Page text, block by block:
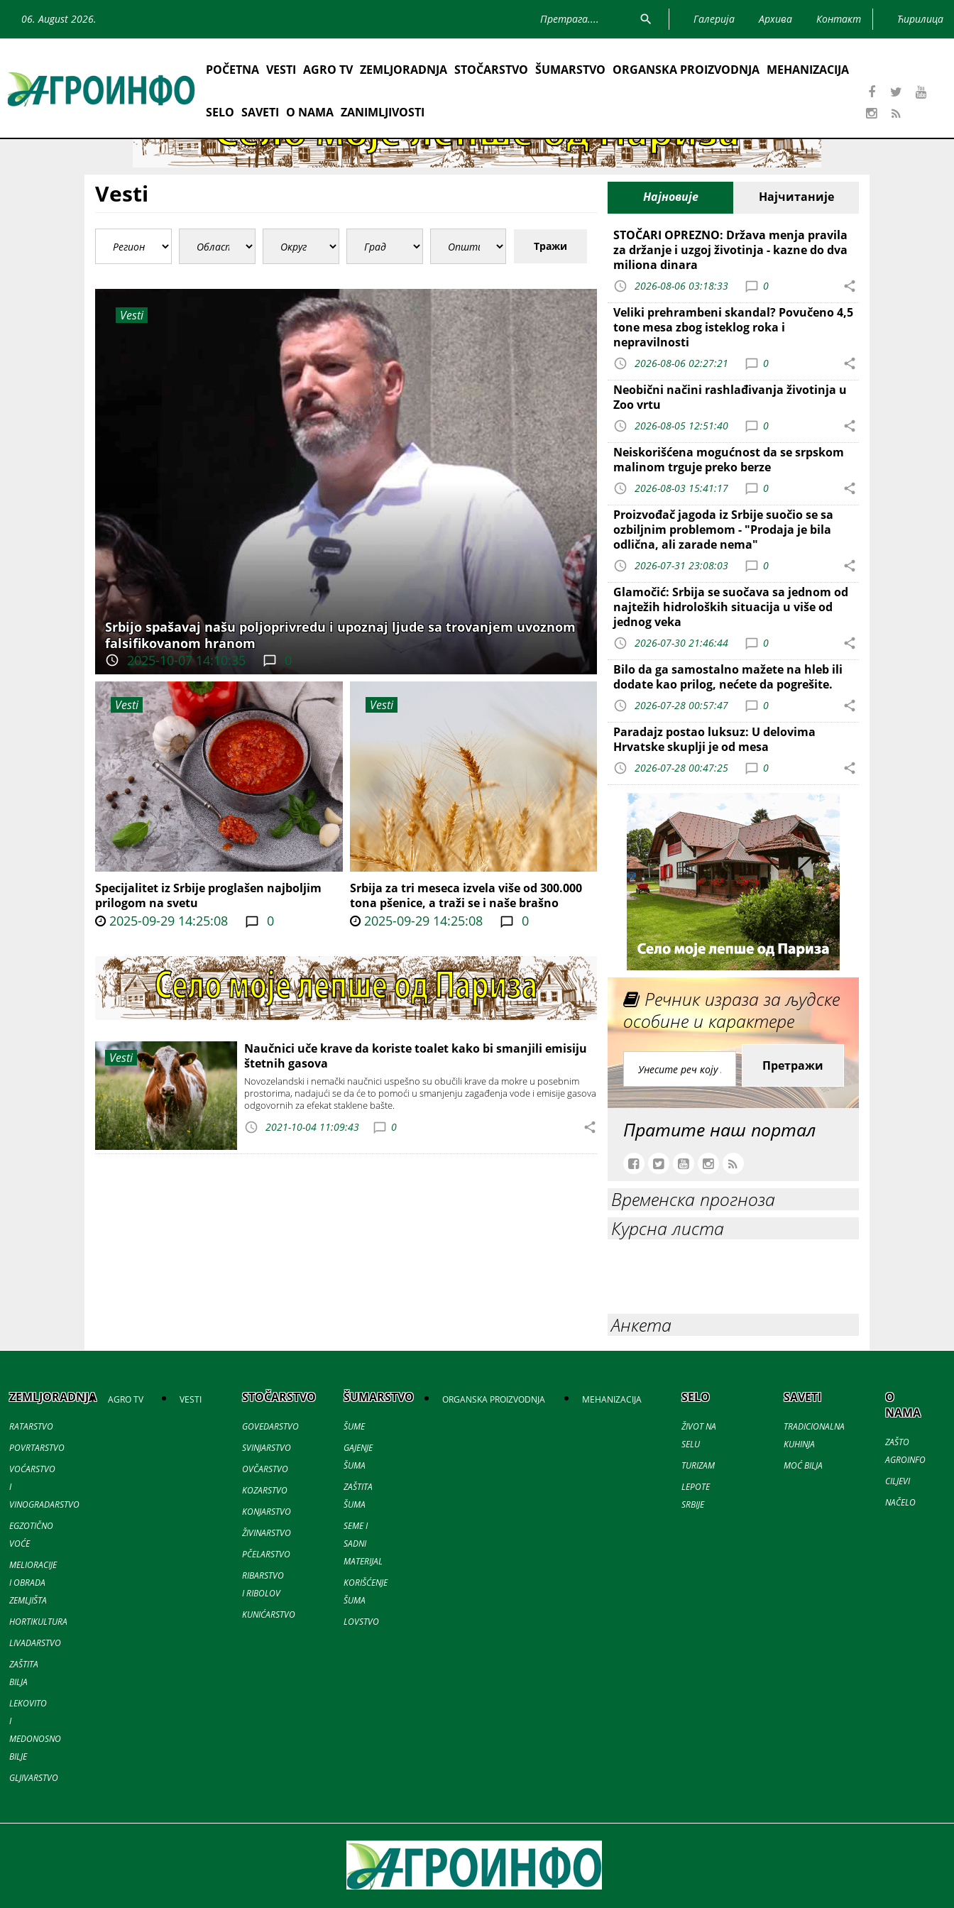
06. August 2026. Галерија Архива Контакт Ћирилица
POČETNA VESTI AGRO TV ZEMLJORADNJA STOČARSTVO ŠUMARSTVO ORGANSKA PROIZVODNJA MEHANIZACIJA
SELO SAVETI O NAMA ZANIMLJIVOSTI
Vesti
Тражи
Vesti
Srbijo spašavaj našu poljoprivredu i upoznaj ljude sa trovanjem uvoznom
falsifikovanom hranom
2025-10-07 14:10:35
0
Vesti
Specijalitet iz Srbije proglašen najboljim
prilogom na svetu
2025-09-29 14:25:08 0
Vesti
Srbija za tri meseca izvela više od 300.000
tona pšenice, a traži se i naše brašno
2025-09-29 14:25:08 0
Vesti
Naučnici uče krave da koriste toalet kako bi smanjili emisiju
štetnih gasova
Novozelandski i nemački naučnici uspešno su obučili krave da mokre u posebnim
prostorima, nadajući se da će to pomoći u smanjenju zagađenja vode i emisije gasova
odgovornih za efekat staklene bašte.
2021-10-04 11:09:43 0
Најновије Најчитаније
STOČARI OPREZNO: Država menja pravila
za držanje i uzgoj životinja - kazne do dva
miliona dinara
2026-08-06 03:18:33 0
Veliki prehrambeni skandal? Povučeno 4,5
tone mesa zbog isteklog roka i
nepravilnosti
2026-08-06 02:27:21 0
Neobični načini rashlađivanja životinja u
Zoo vrtu
2026-08-05 12:51:40 0
Neiskorišćena mogućnost da se srpskom
malinom trguje preko berze
2026-08-03 15:41:17 0
Proizvođač jagoda iz Srbije suočio se sa
ozbiljnim problemom - "Prodaja je bila
odlična, ali zarade nema"
2026-07-31 23:08:03 0
Glamočić: Srbija se suočava sa jednom od
najtežih hidroloških situacija u više od
jednog veka
2026-07-30 21:46:44 0
Bilo da ga samostalno mažete na hleb ili
dodate kao prilog, nećete da pogrešite.
2026-07-28 00:57:47 0
Paradajz postao luksuz: U delovima
Hrvatske skuplji je od mesa
2026-07-28 00:47:25 0
Речник израза за људске
особине и карактере
Претражи
Пратите наш портал
Временска прогноза
Курсна листа
Анкета
ZEMLJORADNJA
RATARSTVO
POVRTARSTVO
VOĆARSTVO
I
VINOGRADARSTVO
EGZOTIČNO
VOĆE
MELIORACIJE
I OBRADA
ZEMLJIŠTA
HORTIKULTURA
LIVADARSTVO
ZAŠTITA
BILJA
LEKOVITO
I
MEDONOSNO
BILJE
GLJIVARSTVO
AGRO TV VESTI STOČARSTVO
GOVEDARSTVO
SVINJARSTVO
OVČARSTVO
KOZARSTVO
KONJARSTVO
ŽIVINARSTVO
PČELARSTVO
RIBARSTVO
I RIBOLOV
KUNIĆARSTVO
ŠUMARSTVO
ŠUME
GAJENJE
ŠUMA
ZAŠTITA
ŠUMA
SEME I
SADNI
MATERIJAL
KORIŠĆENJE
ŠUMA
LOVSTVO
ORGANSKA PROIZVODNJA MEHANIZACIJA SELO
ŽIVOT NA
SELU
TURIZAM
LEPOTE
SRBIJE
SAVETI
TRADICIONALNA
KUHINJA
MOĆ BILJA
O
NAMA
ZAŠTO
AGROINFO
CILJEVI
NAČELO